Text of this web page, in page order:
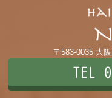
〒583-0035 大
TEL